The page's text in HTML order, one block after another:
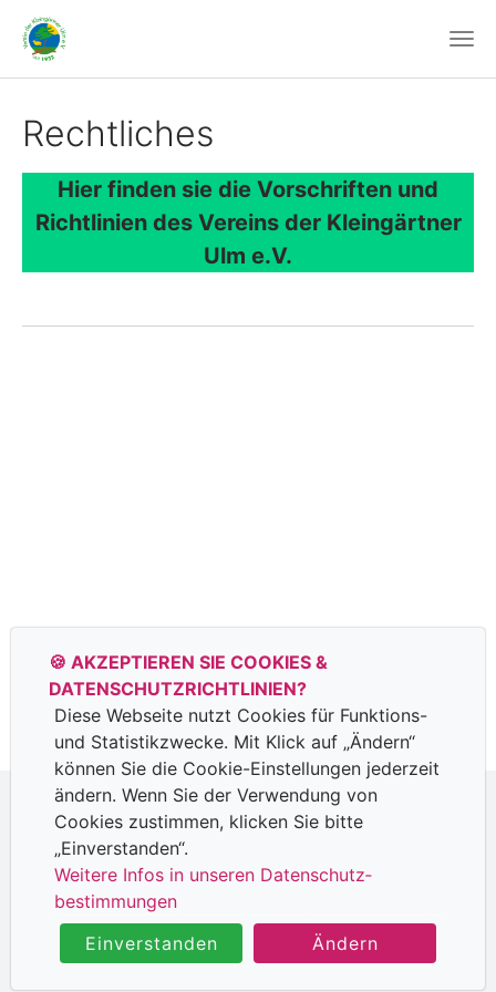
🍪 AKZEPTIEREN SIE COOKIES &
DATENSCHUTZ­RICHTLINIEN?
Diese Webseite nutzt Cookies für Funktions-
und Statistik­zwecke. Mit Klick auf „Ändern“
können Sie die Cookie-Ein­stellungen jederzeit
ändern. Wenn Sie der Verwendung von
Cookies zustimmen, klicken Sie bitte
„Einverstanden“.
Weitere Infos in unseren Datenschutz­
bestimmungen
Einverstanden
Ändern
Rechtliches
Hier finden sie die Vorschriften und
Richtlinien des Vereins der Kleingärtner
Ulm e.V.
Datenschutzhinweise
©2026 Alle Rechte vorbehalten.
Powered by
SEWOBE